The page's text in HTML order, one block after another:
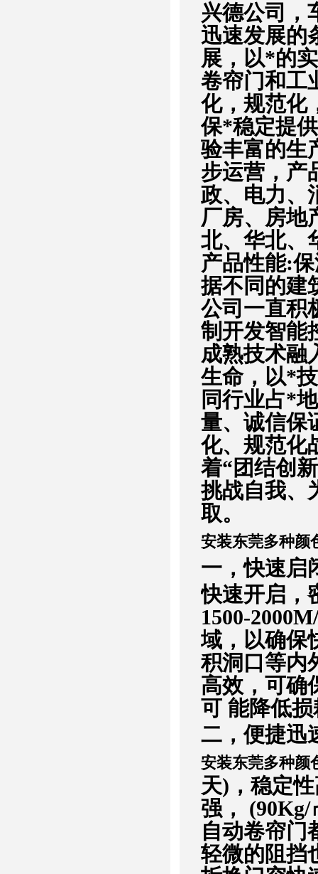
兴德公司，
迅速发展的
展，以*的
卷帘门和工
化，规范化
保*稳定提
验丰富的
步运营，产
政、电力、
厂房、房地
北、华北
产品性能:
据不同的
公司一直积
制开发智能
成熟技术融
生命，以*
同行业占*
量、诚信保
化、规范化
着“团结创
挑战自我、
取。
安装东莞多种颜
一，快速启
快速开启，
1500-
域，以确保
积洞口等内
高效，可确
可 能降低
二，便捷迅
安装东莞多种颜
天)，稳定
强，
自动卷帘门
轻微的阻挡